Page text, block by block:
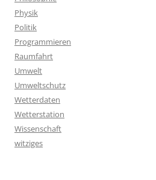
Physik
Politik
Programmieren
Raumfahrt
Umwelt
Umweltschutz
Wetterdaten
Wetterstation
Wissenschaft
witziges